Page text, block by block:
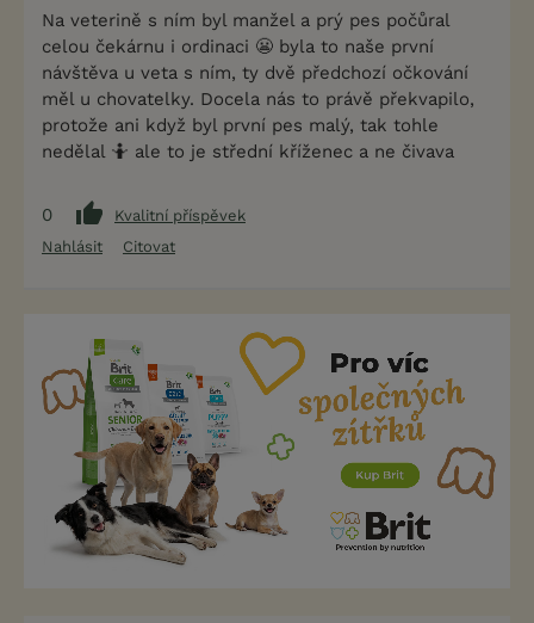
Na veterině s ním byl manžel a prý pes počůral
celou čekárnu i ordinaci 😬 byla to naše první
návštěva u veta s ním, ty dvě předchozí očkování
měl u chovatelky. Docela nás to právě překvapilo,
protože ani když byl první pes malý, tak tohle
nedělal 🤷 ale to je střední kříženec a ne čivava
0
Kvalitní příspěvek
Nahlásit
Citovat